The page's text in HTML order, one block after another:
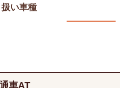
い車種
車AT